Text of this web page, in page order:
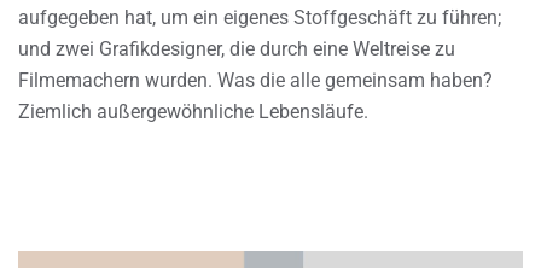
aufgegeben hat, um ein eigenes Stoffgeschäft zu führen;
und zwei Grafikdesigner, die durch eine Weltreise zu
Filmemachern wurden. Was die alle gemeinsam haben?
Ziemlich außergewöhnliche Lebensläufe.